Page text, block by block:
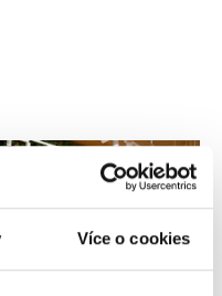
Více o cookies